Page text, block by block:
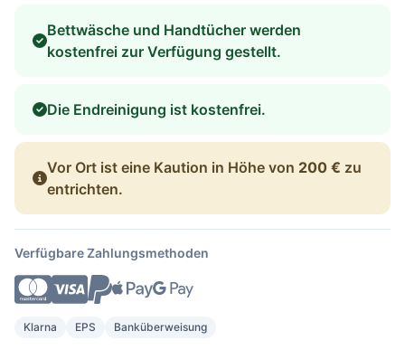
Bettwäsche und Handtücher werden
kostenfrei zur Verfügung gestellt.
Die Endreinigung ist kostenfrei.
Vor Ort ist eine Kaution in Höhe von 200 € zu
entrichten.
Verfügbare Zahlungsmethoden
Klarna EPS Banküberweisung